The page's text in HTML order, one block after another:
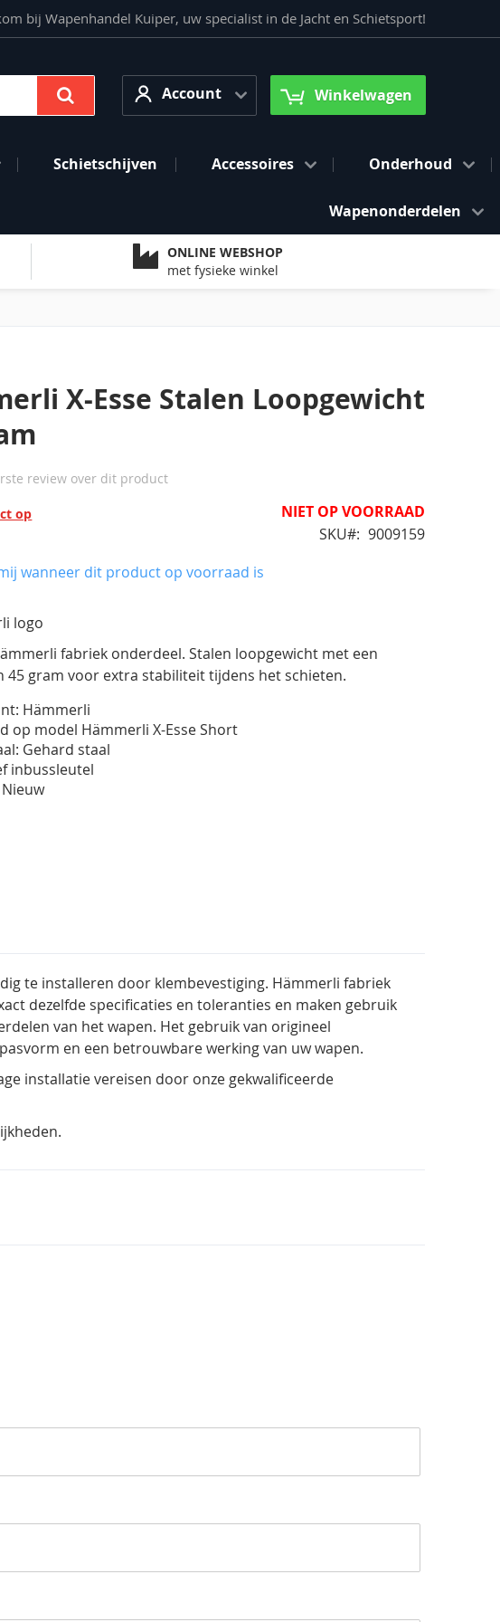
bij Wapenhandel Kuiper, uw specialist in de Jacht en Schietsport!
AccountAccount Winkelwagen
Schietschijven Accessoires Onderhoud
Wapenonderdelen
ONLINE WEBSHOP
met fysieke winkel
X-Esse Stalen Loopgewicht
review over dit product
op
NIET OP VOORRAAD
SKU
9009159
wanneer dit product op voorraad is
fabriek onderdeel. Stalen loopgewicht met een
45 gram voor extra stabiliteit tijdens het schieten.
Hämmerli
op model Hämmerli X-Esse Short
Gehard staal
inbussleutel
te installeren door klembevestiging. Hämmerli fabriek
dezelfde specificaties en toleranties en maken gebruik
van het wapen. Het gebruik van origineel
en een betrouwbare werking van uw wapen.
installatie vereisen door onze gekwalificeerde